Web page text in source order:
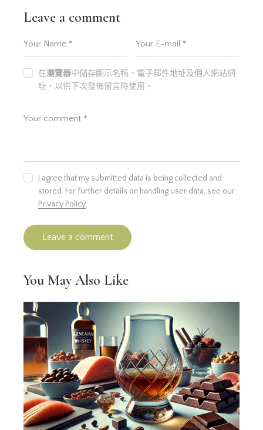
Leave a comment
在瀏覽器中儲存顯示名稱、電子郵件地址及個人網站網
址，以供下次發佈留言時使用。
I agree that my submitted data is being collected and
stored. For further details on handling user data, see our
Privacy Policy.
You May Also Like